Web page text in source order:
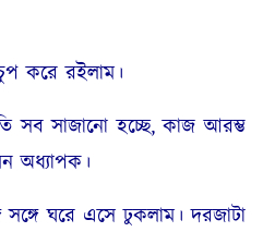
করে রইলাম।
সব সাজানো হচ্ছে, কাজ আরম্ভ
অধ্যাপক।
ঘরে এসে ঢুকলাম। দরজাটা